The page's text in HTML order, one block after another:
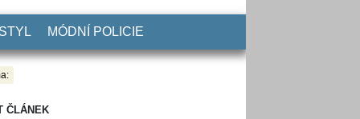
MÓDNÍ POLICIE
ČLÁNEK